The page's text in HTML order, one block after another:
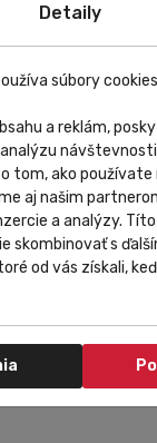
Eladás
Detaily
súbory cookies
a reklám,
tom, ako používate
aj našim
a analýzy.
skombinovať s
od vás získali,